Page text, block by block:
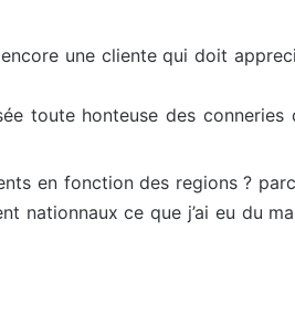
une cliente qui doit
toute honteuse des conneries
en fonction des regions ?
nationnaux ce que j’ai eu du